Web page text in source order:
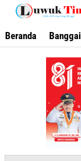
Lewati
konten
Beranda Banggai